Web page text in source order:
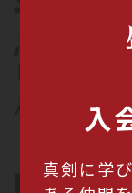
入
真剣に学